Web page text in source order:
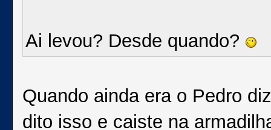
Ai levou? Desde quando?
Quando ainda era o Pedro
dito isso e caiste na